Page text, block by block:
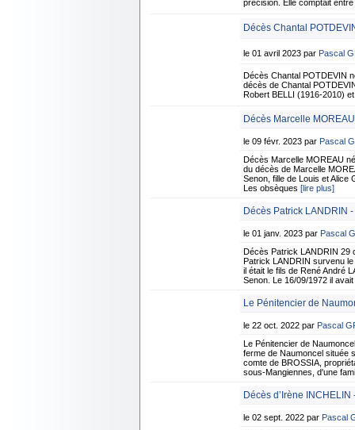
précision. Elle comptait
Décès Chantal
le 01 avril 2023 par Pascal
Décès Chantal POTDEVIN
décès de Chantal
Robert BELLI (1916-2010)
Décès Marcelle
le 09 févr. 2023 par Pascal
Décès Marcelle MOREAU
du décès de Marcelle
Senon, fille de Louis et Alice
Les obsèques [lire plus]
Décès Patrick LANDRIN
le 01 janv. 2023 par Pascal
Décès Patrick LANDRIN 29
Patrick LANDRIN survenu
il était le fils de René André
Senon. Le 16/09/1972 il
Le Pénitencier de
le 22 oct. 2022 par Pascal
Le Pénitencier de
ferme de Naumoncel située
comte de BROSSIA,
sous-Mangiennes, d'une
Décès d’Irène INCHELIN
le 02 sept. 2022 par Pascal